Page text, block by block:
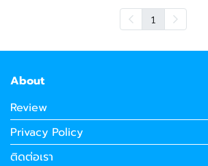
1
About
Review
Privacy Policy
ติดต่อเรา